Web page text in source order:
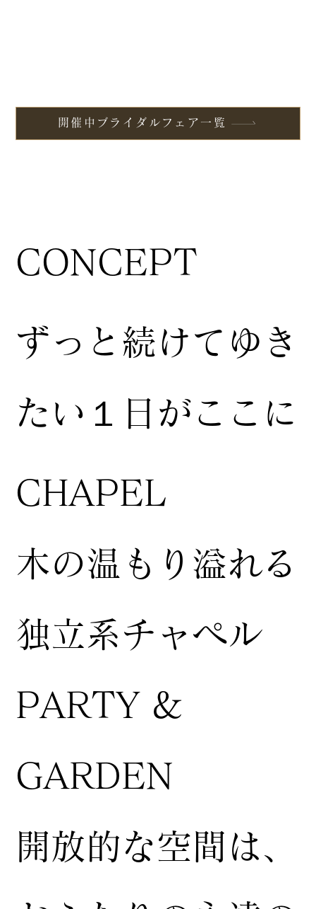
開催中ブライダルフェア一覧
CONCEPT
ずっと続けてゆき
たい１日がここに
CHAPEL
木の温もり溢れる
独立系チャペル
PARTY &
GARDEN
開放的な空間は、